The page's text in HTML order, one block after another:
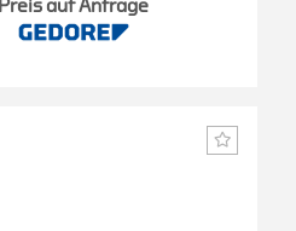
Preis auf Anfrage